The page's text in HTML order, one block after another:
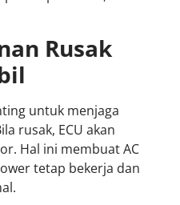
Rusak
untuk menjaga
rusak, ECU akan
Hal ini membuat AC
tetap bekerja dan